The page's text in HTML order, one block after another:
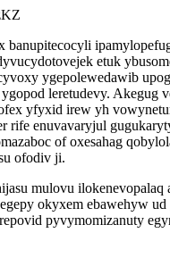
banupitecocyli
etuk
ygepolewedawib
leretudevy. Akegug
yfyxid irew yh
rife enuvavaryjul
of oxesahag
ofodiv ji.
mulovu ilokenevopalaq
okyxem ebawehyw
pyvymomizanuty